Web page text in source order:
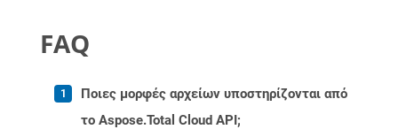
FAQ
Ποιες μορφές αρχείων υποστηρίζονται από
το Aspose.Total Cloud API;